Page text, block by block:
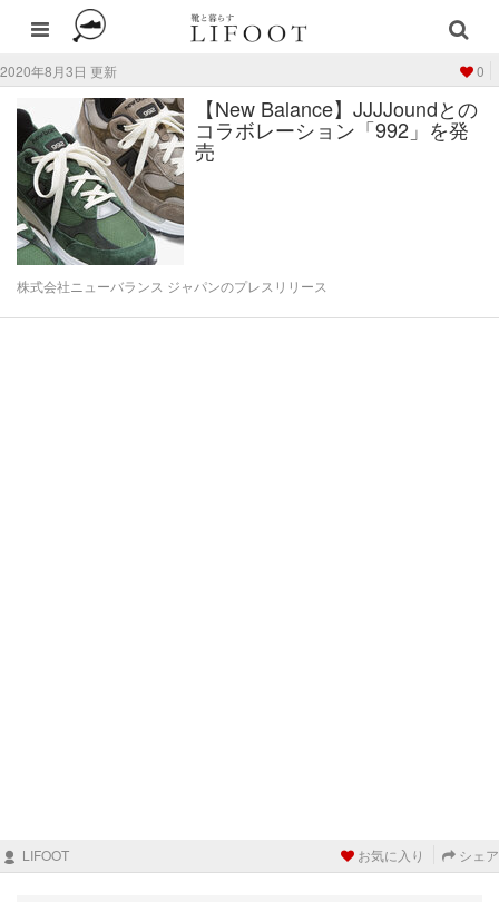
2020年8月3日 更新 0
【New Balance】JJJJoundとの
コラボレーション「992」を発
売
株式会社ニューバランス ジャパンのプレスリリース
LIFOOT お気に入り シェア